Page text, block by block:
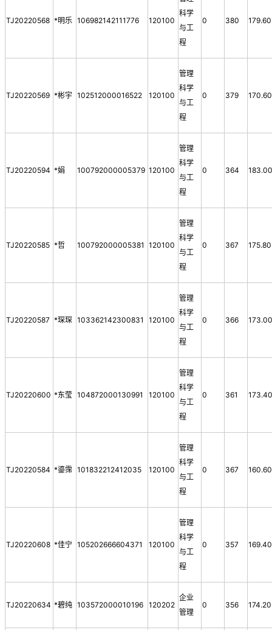
TJ20220568 *明乐 106982142111776 120100
科学
与工
程
0 380 179.60
TJ20220569 *彬宇 102512000016522 120100
管理
科学
与工
程
0 379 170.60
TJ20220594 *娟 100792000005379 120100
管理
科学
与工
程
0 364
TJ20220585 *哲 100792000005381 120100
管理
科学
与工
程
0 367 175.80
TJ20220587 *琛琛 103362142300831 120100
管理
科学
与工
程
0 366
TJ20220600 *东莹 104872000130991 120100
管理
科学
与工
程
0 361
TJ20220584 *鎏霈 101832212412035 120100
管理
科学
与工
程
0 367 160.60
TJ20220608 *佳宁 105202666604371 120100
管理
科学
与工
程
0 357 169.40
TJ20220634 *碧纯 103572000010196 120202
企业
管理
0 356 174.20